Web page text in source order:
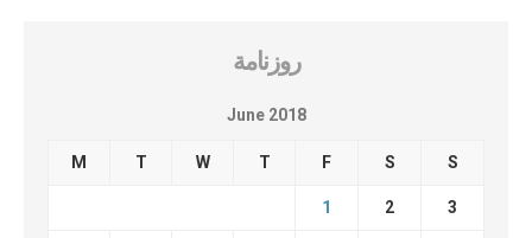
روزنامة
June 2018
M T W T F S S
1 2 3